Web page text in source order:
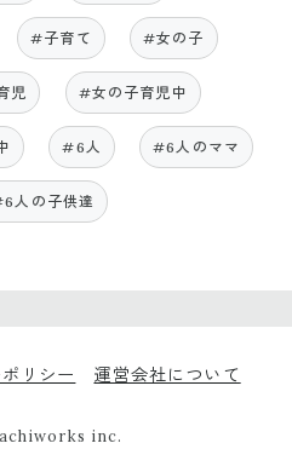
#子育て #女の子
児 #女の子育児中
#6人 #6人のママ
人の子供達
リシー 運営会社について
inc.